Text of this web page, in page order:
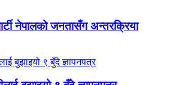
नेपालको जनतासँग अन्तरक्रिया